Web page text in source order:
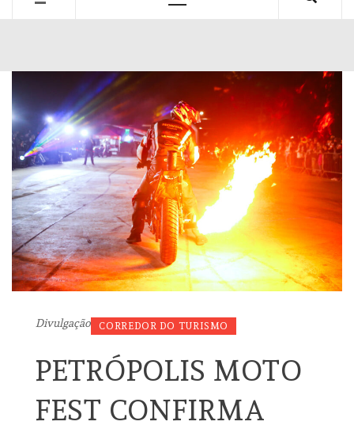
Divulgação CORREDOR DO TURISMO
PETRÓPOLIS MOTO
FEST CONFIRMA